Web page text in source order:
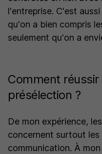
l'entreprise. C'est
qu'on a bien compris
seulement qu'on a
Comment
présélection ?
De mon expérience,
concernent surtout les
communication. À